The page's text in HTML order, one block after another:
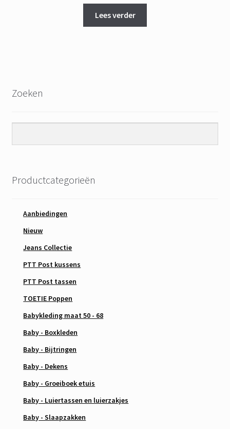
Lees verder
Zoeken
Productcategorieën
Aanbiedingen
Nieuw
Jeans Collectie
PTT Post kussens
PTT Post tassen
TOETIE Poppen
Babykleding maat 50 - 68
Baby - Boxkleden
Baby - Bijtringen
Baby - Dekens
Baby - Groeiboek etuis
Baby - Luiertassen en luierzakjes
Baby - Slaapzakken